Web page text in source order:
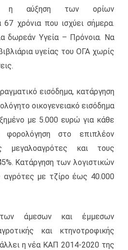
η αύξηση των ορίων
67 χρόνια που ισχύει σήμερα.
δωρεάν Υγεία – Πρόνοια. Να
υγείας του ΟΓΑ χωρίς
εισόδημα, κατάργηση
οικογενειακό εισόδημα
με 5.000 ευρώ για κάθε
φορολόγηση στο επιπλέον
μεγαλοαγρότες και τους
Κατάργηση των λογιστικών
με τζίρο έως 40.000
άμεσων και έμμεσων
και κτηνοτροφικής
η νέα ΚΑΠ 2014-2020 της